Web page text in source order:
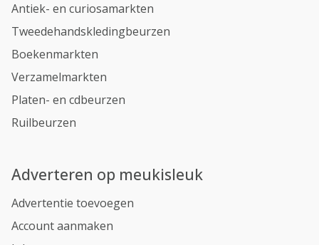
Antiek- en curiosamarkten
Tweedehandskledingbeurzen
Boekenmarkten
Verzamelmarkten
Platen- en cdbeurzen
Ruilbeurzen
Adverteren op meukisleuk
Advertentie toevoegen
Account aanmaken